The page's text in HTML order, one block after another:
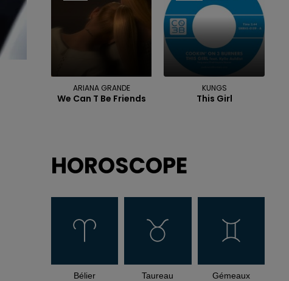
ARIANA GRANDE
We Can T Be Friends
KUNGS
This Girl
HOROSCOPE
Bélier Taureau Gémeaux